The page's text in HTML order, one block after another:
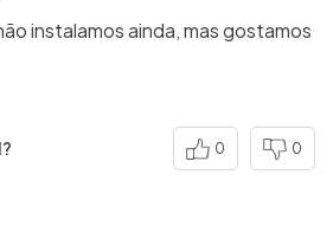
instalamos ainda, mas gostamos
0 0